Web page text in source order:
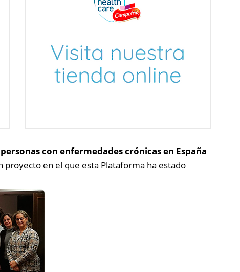
con enfermedades crónicas en España
proyecto en el que esta Plataforma ha estado